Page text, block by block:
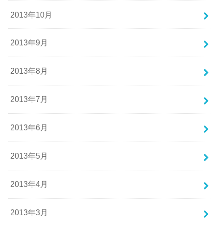
2013年10月
2013年9月
2013年8月
2013年7月
2013年6月
2013年5月
2013年4月
2013年3月